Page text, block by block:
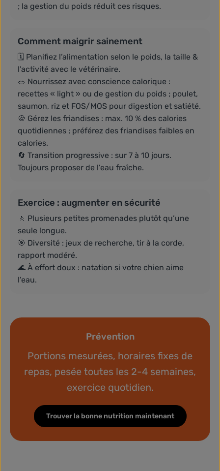
; la gestion du poids réduit ces risques.
Comment maigrir sainement
🗓️ Planifiez l’alimentation selon le poids, la taille &
l’activité avec le vétérinaire.
🥗 Nourrissez avec conscience calorique :
recettes « light » ou de gestion du poids ; poulet,
saumon, riz et FOS/MOS pour digestion et satiété.
🍪 Gérez les friandises : max. 10 % des calories
quotidiennes ; préférez des friandises faibles en
calories.
🔄 Transition progressive : sur 7 à 10 jours.
Toujours proposer de l’eau fraîche.
Exercice : augmenter en sécurité
🚶 Plusieurs petites promenades plutôt qu’une
seule longue.
🎯 Diversité : jeux de recherche, tir à la corde,
rapport modéré.
🌊 À effort doux : natation si votre chien aime
l’eau.
Prévention
Portions mesurées, horaires fixes de
repas, pesée toutes les 2-4 semaines,
exercice quotidien.
Trouver la bonne nutrition maintenant